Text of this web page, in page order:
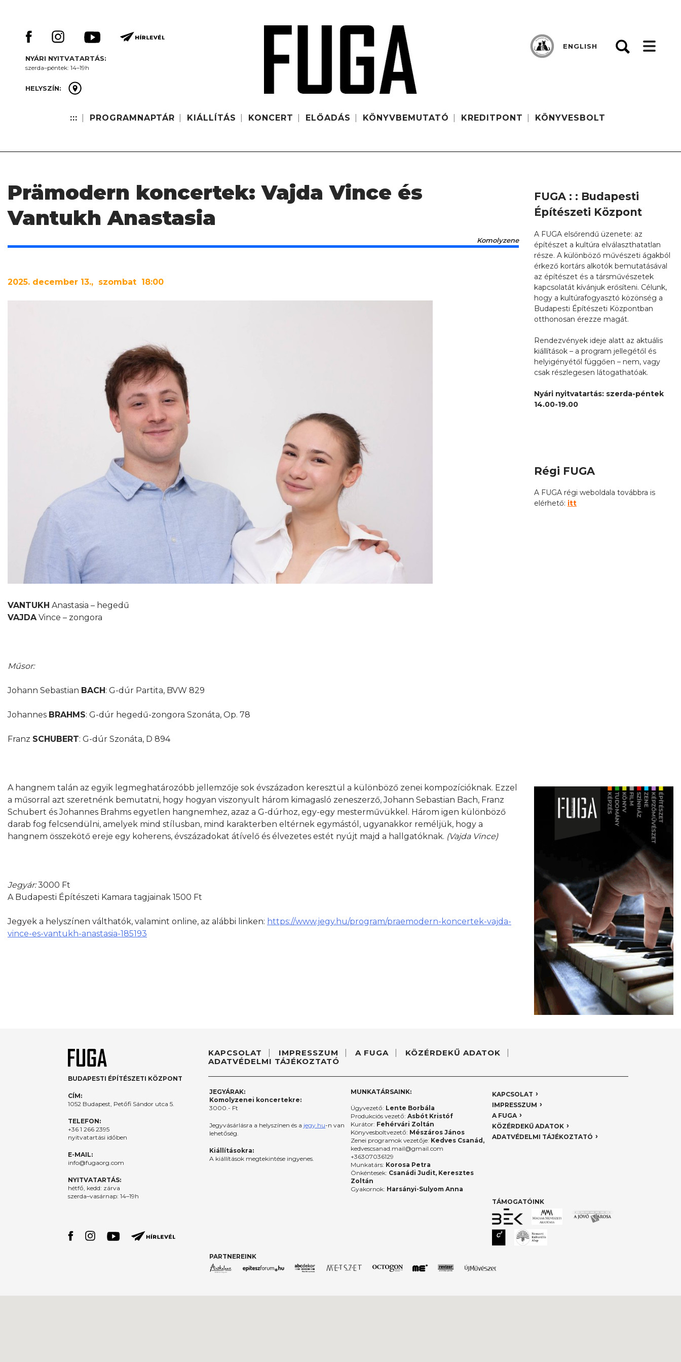
NYÁRI NYITVATARTÁS:
szerda–péntek: 14–19h
HELYSZÍN:
::: PROGRAMNAPTÁR KIÁLLÍTÁS KONCERT ELŐADÁS KÖNYVBEMUTATÓ KREDITPONT KÖNYVESBOLT
ENGLISH
Prämodern koncertek: Vajda Vince és
Vantukh Anastasia
Komolyzene
2025. december 13., szombat 18:00
VANTUKH Anastasia – hegedű
VAJDA Vince – zongora
Műsor:
Johann Sebastian BACH: G-dúr Partita, BVW 829
Johannes BRAHMS: G-dúr hegedű-zongora Szonáta, Op. 78
Franz SCHUBERT: G-dúr Szonáta, D 894
A hangnem talán az egyik legmeghatározóbb jellemzője sok évszázadon keresztül a különböző zenei kompozícióknak. Ezzel
a műsorral azt szeretnénk bemutatni, hogy hogyan viszonyult három kimagasló zeneszerző, Johann Sebastian Bach, Franz
Schubert és Johannes Brahms egyetlen hangnemhez, azaz a G-dúrhoz, egy-egy mesterművükkel. Három igen különböző
darab fog felcsendülni, amelyek mind stílusban, mind karakterben eltérnek egymástól, ugyanakkor reméljük, hogy a
hangnem összekötő ereje egy koherens, évszázadokat átívelő és élvezetes estét nyújt majd a hallgatóknak. (Vajda Vince)
Jegyár:3000 Ft
A Budapesti Építészeti Kamara tagjainak 1500 Ft
Jegyek a helyszínen válthatók, valamint online, az alábbi linken: https://www.jegy.hu/program/praemodern-koncertek-vajda-
vince-es-vantukh-anastasia-185193
FUGA : : Budapesti
Építészeti Központ
A FUGA elsőrendű üzenete: az
építészet a kultúra elválaszthatatlan
része. A különböző művészeti ágakból
érkező kortárs alkotók bemutatásával
az építészet és a társművészetek
kapcsolatát kívánjuk erősíteni. Célunk,
hogy a kultúrafogyasztó közönség a
Budapesti Építészeti Központban
otthonosan érezze magát.
Rendezvények ideje alatt az aktuális
kiállítások – a program jellegétől és
helyigényétől függően – nem, vagy
csak részlegesen látogathatóak.
Nyári nyitvatartás: szerda-péntek
14.00-19.00
Régi FUGA
A FUGA régi weboldala továbbra is
elérhető: itt
BUDAPESTI ÉPÍTÉSZETI KÖZPONT
CÍM:
1052 Budapest, Petőfi Sándor utca 5.
TELEFON:
+36 1 266 2395
nyitvatartási időben
E-MAIL:
info@fugaorg.com
NYITVATARTÁS:
hétfő, kedd: zárva
szerda–vasárnap: 14–19h
KAPCSOLAT IMPRESSZUM A FUGA
KÖZÉRDEKŰ ADATOK
ADATVÉDELMI TÁJÉKOZTATÓ
JEGYÁRAK:
Komolyzenei koncertekre:
3000.- Ft
Jegyvásárlásra a helyszínen és a jegy.hu-n van
lehetőség.
Kiállításokra:
A kiállítások megtekintése ingyenes.
MUNKATÁRSAINK:
Ügyvezető: Lente Borbála
Produkciós vezető: Asbót Kristóf
Kurátor: Fehérvári Zoltán
Könyvesboltvezető: Mészáros János
Zenei programok vezetője: Kedves Csanád,
kedvescsanad.mail@gmail.com
+36307036129
Munkatárs: Korosa Petra
Önkéntesek: Csanádi Judit, Keresztes
Zoltán
Gyakornok: Harsányi-Sulyom Anna
KAPCSOLAT
IMPRESSZUM
A FUGA
KÖZÉRDEKŰ ADATOK
ADATVÉDELMI TÁJÉKOZTATÓ
TÁMOGATÓINK
PARTNEREINK